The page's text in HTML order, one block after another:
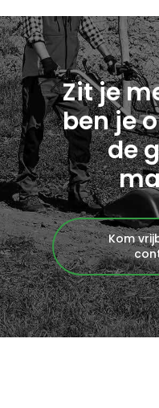
Zit je
ben je
de
Kom